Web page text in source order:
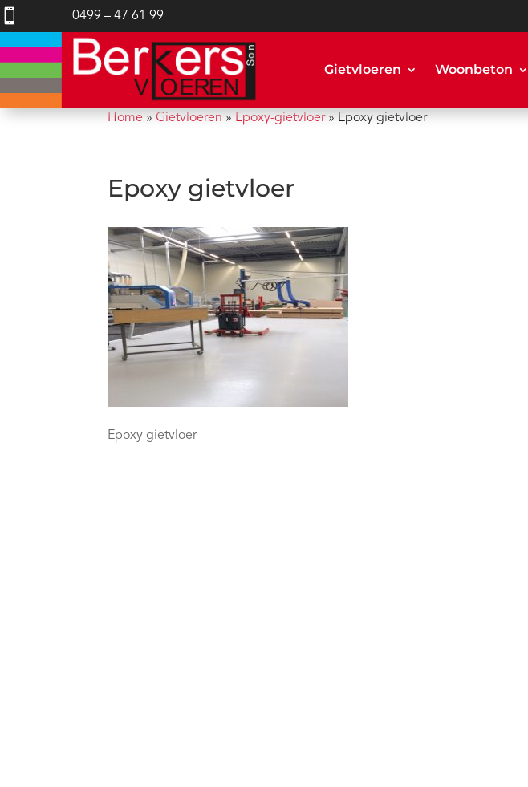
 0499 – 47 61 99
Gietvloeren Woonbeton
Home »Gietvloeren » Epoxy-gietvloer» Epoxy gietvloer
Epoxy gietvloer
Epoxy gietvloer